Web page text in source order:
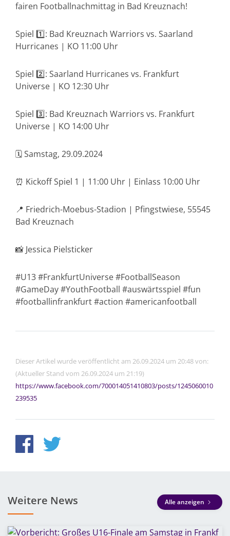
fairen Footballnachmittag in Bad Kreuznach!
Spiel 1️⃣: Bad Kreuznach Warriors vs. Saarland
Hurricanes | KO 11:00 Uhr
Spiel 2️⃣: Saarland Hurricanes vs. Frankfurt
Universe | KO 12:30 Uhr
Spiel 3️⃣: Bad Kreuznach Warriors vs. Frankfurt
Universe | KO 14:00 Uhr
🗓️ Samstag, 29.09.2024
⏰ Kickoff Spiel 1 | 11:00 Uhr | Einlass 10:00 Uhr
📍 Friedrich-Moebus-Stadion | Pfingstwiese, 55545
Bad Kreuznach
📸 Jessica Pielsticker
#U13 #FrankfurtUniverse #FootballSeason
#GameDay #YouthFootball #auswärtsspiel #fun
#footballinfrankfurt #action #americanfootball
Dieser Artikel wurde veröffentlicht am 26.09.2024 um 20:48 von:
(Aktueller Stand vom 26.09.2024 um 21:19)
https://www.facebook.com/700014051410803/posts/1245060010
239535
Weitere News Alle anzeigen